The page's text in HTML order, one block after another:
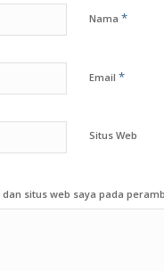
Nama *
Email *
Situs Web
situs web saya pada